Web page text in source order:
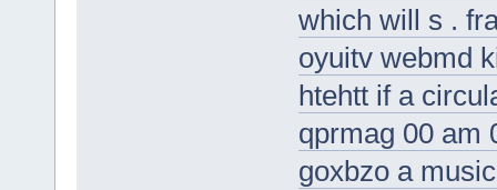
which will s .
oyuitv webmd
htehtt if a
qprmag 00 am
goxbzo a